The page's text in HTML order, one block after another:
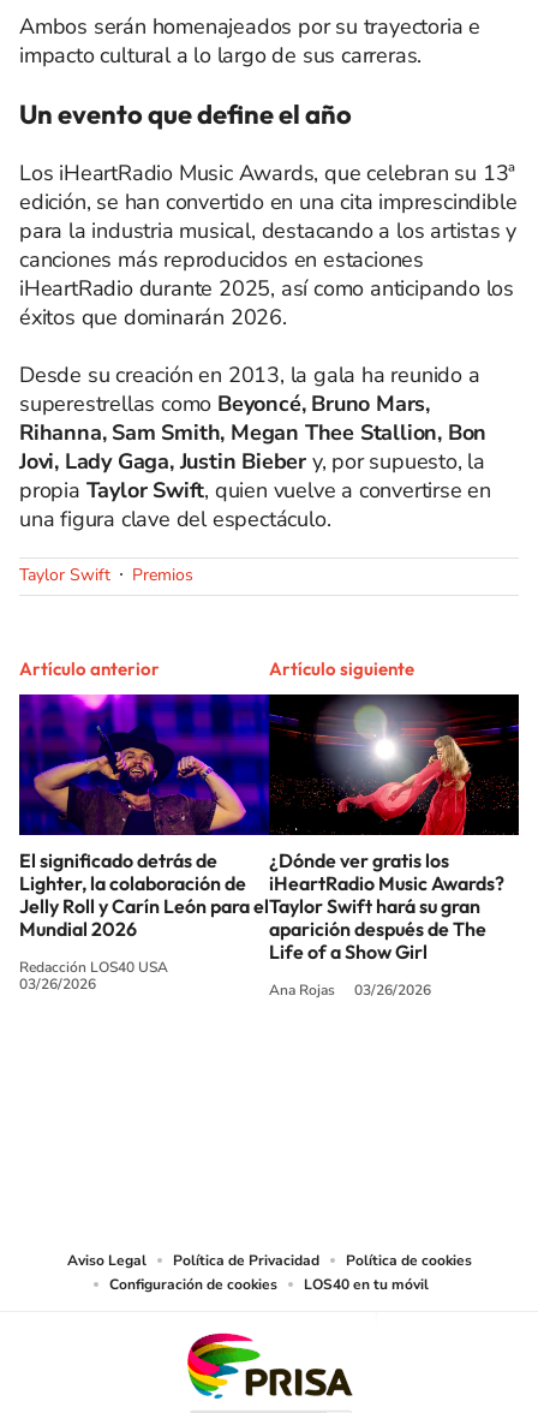
Ambos serán homenajeados por su trayectoria e
impacto cultural a lo largo de sus carreras.
Un evento que define el año
Los iHeartRadio Music Awards, que celebran su 13ª
edición, se han convertido en una cita imprescindible
para la industria musical, destacando a los artistas y
canciones más reproducidos en estaciones
iHeartRadio durante 2025, así como anticipando los
éxitos que dominarán 2026.
Desde su creación en 2013, la gala ha reunido a
superestrellas como Beyoncé, Bruno Mars,
Rihanna, Sam Smith, Megan Thee Stallion, Bon
Jovi, Lady Gaga, Justin Bieber y, por supuesto, la
propia Taylor Swift, quien vuelve a convertirse en
una figura clave del espectáculo.
Taylor Swift Premios
Artículo anterior
El significado detrás de
Lighter, la colaboración de
Jelly Roll y Carín León para el
Mundial 2026
Redacción LOS40 USA
03/26/2026
Artículo siguiente
¿Dónde ver gratis los
iHeartRadio Music Awards?
Taylor Swift hará su gran
aparición después de The
Life of a Show Girl
Ana Rojas 03/26/2026
Aviso Legal Política de Privacidad
Política de cookies
Configuración de cookies
LOS40 en tu móvil